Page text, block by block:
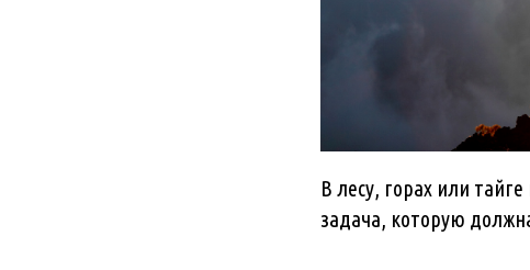
В лесу, горах или
задача, которую